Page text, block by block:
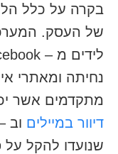
בקרה על כלל
של העסק.
נחיתה ומאתרי
מתקדמים אשר
דיוור במיילים
שנועדו להקל